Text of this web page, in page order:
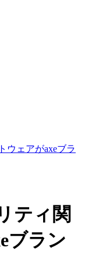
ウェアがaxeブラ
ティ関
ブラン